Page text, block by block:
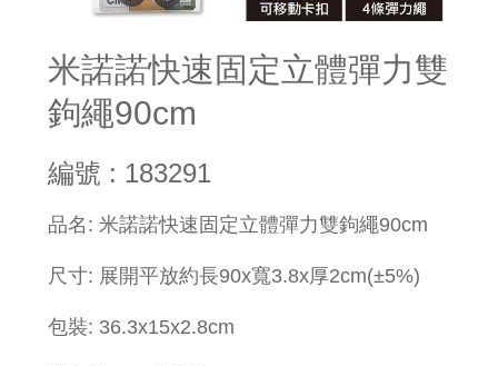
米諾諾快速固定立體彈力雙
鉤繩90cm
編號 : 183291
品名: 米諾諾快速固定立體彈力雙鉤繩90cm
尺寸: 展開平放約長90x寬3.8x厚2cm(±5%)
包裝: 36.3x15x2.8cm